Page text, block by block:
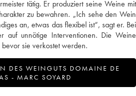
tätig. Er produziert seine Weine mit
zu bewahren. „Ich sehe den Wein
an, etwas das flexibel ist“, sagt er. Bei
auf unnötige Interventionen. Die Weine
sie verkostet werden.
DES WEINGUTS DOMAINE DE
- MARC SOYARD